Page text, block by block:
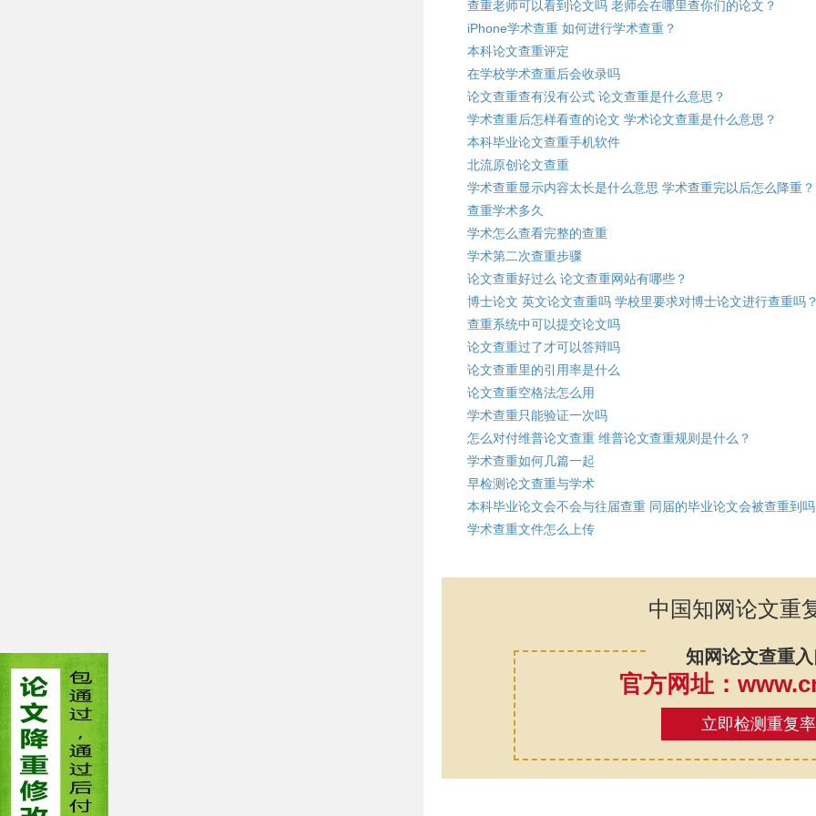
查重老师可以看到论文吗 老师会在哪里查你们的论文？
iPhone学术查重 如何进行学术查重？
本科论文查重评定
在学校学术查重后会收录吗
论文查重查有没有公式 论文查重是什么意思？
学术查重后怎样看查的论文 学术论文查重是什么意思？
本科毕业论文查重手机软件
北流原创论文查重
学术查重显示内容太长是什么意思 学术查重完以后怎么降重？
查重学术多久
学术怎么查看完整的查重
学术第二次查重步骤
论文查重好过么 论文查重网站有哪些？
博士论文 英文论文查重吗 学校里要求对博士论文进行查重吗
查重系统中可以提交论文吗
论文查重过了才可以答辩吗
论文查重里的引用率是什么
论文查重空格法怎么用
学术查重只能验证一次吗
怎么对付维普论文查重 维普论文查重规则是什么？
学术查重如何几篇一起
早检测论文查重与学术
本科毕业论文会不会与往届查重 同届的毕业论文会被查重到
学术查重文件怎么上传
中国知网论文重
知网论文查重
官方网址：
立即检测重复率